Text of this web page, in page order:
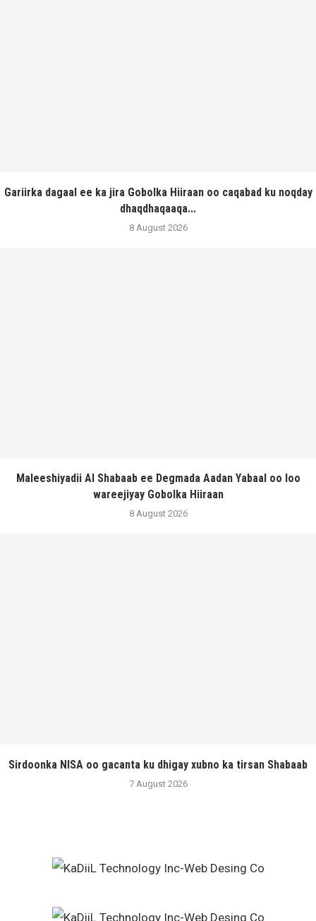
Gariirka dagaal ee ka jira Gobolka Hiiraan oo caqabad ku noqday
dhaqdhaqaaqa...
8 August 2026
Maleeshiyadii Al Shabaab ee Degmada Aadan Yabaal oo loo
wareejiyay Gobolka Hiiraan
8 August 2026
Sirdoonka NISA oo gacanta ku dhigay xubno ka tirsan Shabaab
7 August 2026